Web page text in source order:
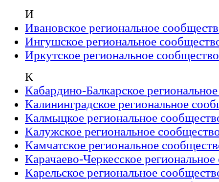
И
Ивановское региональное
Ингушское региональное
Иркутское региональное сообщество
К
Кабардино-Балкарское
Калининградское региональное
Калмыцкое региональное
Калужское региональное
Камчатское региональное
Карачаево-Черкесское
Карельское региональное